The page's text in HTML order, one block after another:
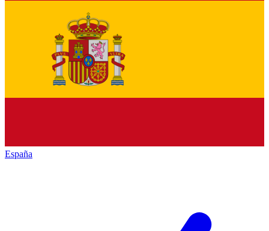
España